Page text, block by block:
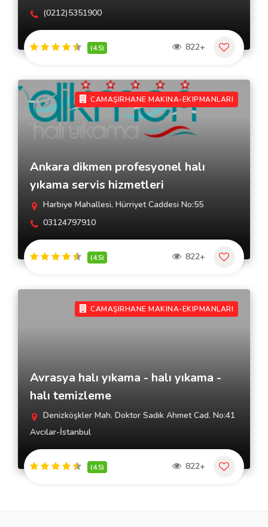
(0212)5351900
(4.5) 822+
CAMAŞIRHANE MAKINA-EKIPMANLARI
Ankara dikmen profesyonel halı
yıkama servis hizmetleri
Harbiye Mahallesi, Hürriyet Caddesi No:55
03124797910
(4.5) 822+
CAMAŞIRHANE MAKINA-EKIPMANLARI
Avrasya halı yıkama - halı yıkama -
halı temizleme
Denizköşkler Mah. Doktor Sadık Ahmet Cad. No:41
Avcılar-İstanbul
(4.5) 822+